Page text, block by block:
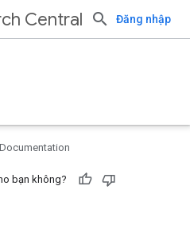
Central Đăng nhập
Documentation
bạn không?